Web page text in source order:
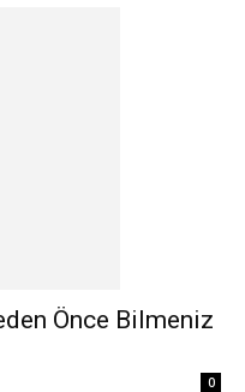
Önce Bilmeniz
0